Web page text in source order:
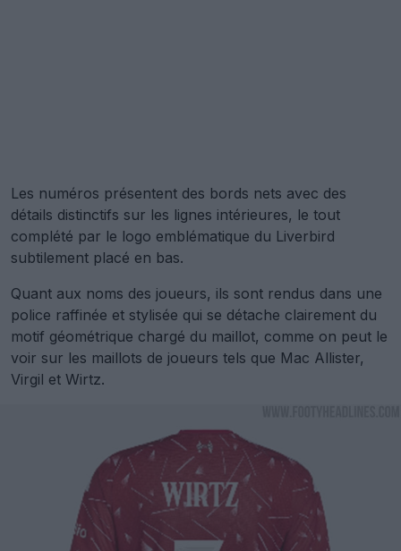
Les numéros présentent des bords nets avec des
détails distinctifs sur les lignes intérieures, le tout
complété par le logo emblématique du Liverbird
subtilement placé en bas.
Quant aux noms des joueurs, ils sont rendus dans une
police raffinée et stylisée qui se détache clairement du
motif géométrique chargé du maillot, comme on peut le
voir sur les maillots de joueurs tels que Mac Allister,
Virgil et Wirtz.